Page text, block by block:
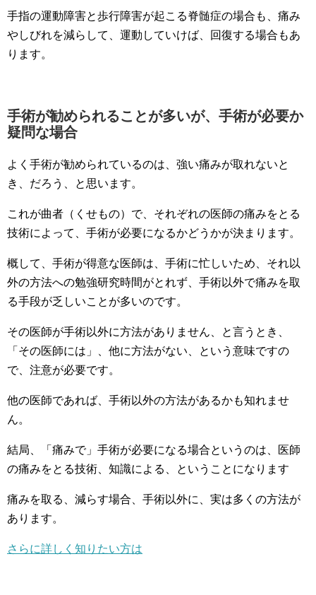
手指の運動障害と歩行障害が起こる脊髄症の場合も、痛み
やしびれを減らして、運動していけば、回復する場合もあ
ります。
手術が勧められることが多いが、手術が必要か
疑問な場合
よく手術が勧められているのは、強い痛みが取れないと
き、だろう、と思います。
これが曲者（くせもの）で、それぞれの医師の痛みをとる
技術によって、手術が必要になるかどうかが決まります。
概して、手術が得意な医師は、手術に忙しいため、それ以
外の方法への勉強研究時間がとれず、手術以外で痛みを取
る手段が乏しいことが多いのです。
その医師が手術以外に方法がありません、と言うとき、
「その医師には」、他に方法がない、という意味ですの
で、注意が必要です。
他の医師であれば、手術以外の方法があるかも知れませ
ん。
結局、「痛みで」手術が必要になる場合というのは、医師
の痛みをとる技術、知識による、ということになります
痛みを取る、減らす場合、手術以外に、実は多くの方法が
あります。
さらに詳しく知りたい方は